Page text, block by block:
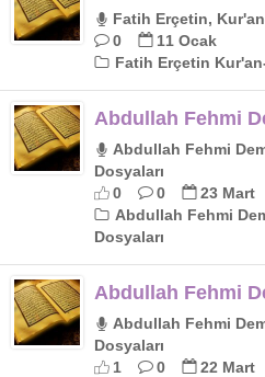
Fatih Erçetin,
0
11 Ocak
Fatih Erçetin
Abdullah Fehmi
Abdullah Fehmi
Dosyaları
0
0
23 Mart
Abdullah Fehmi
Dosyaları
Abdullah Fehmi
Abdullah Fehmi
Dosyaları
1
0
22 Mart